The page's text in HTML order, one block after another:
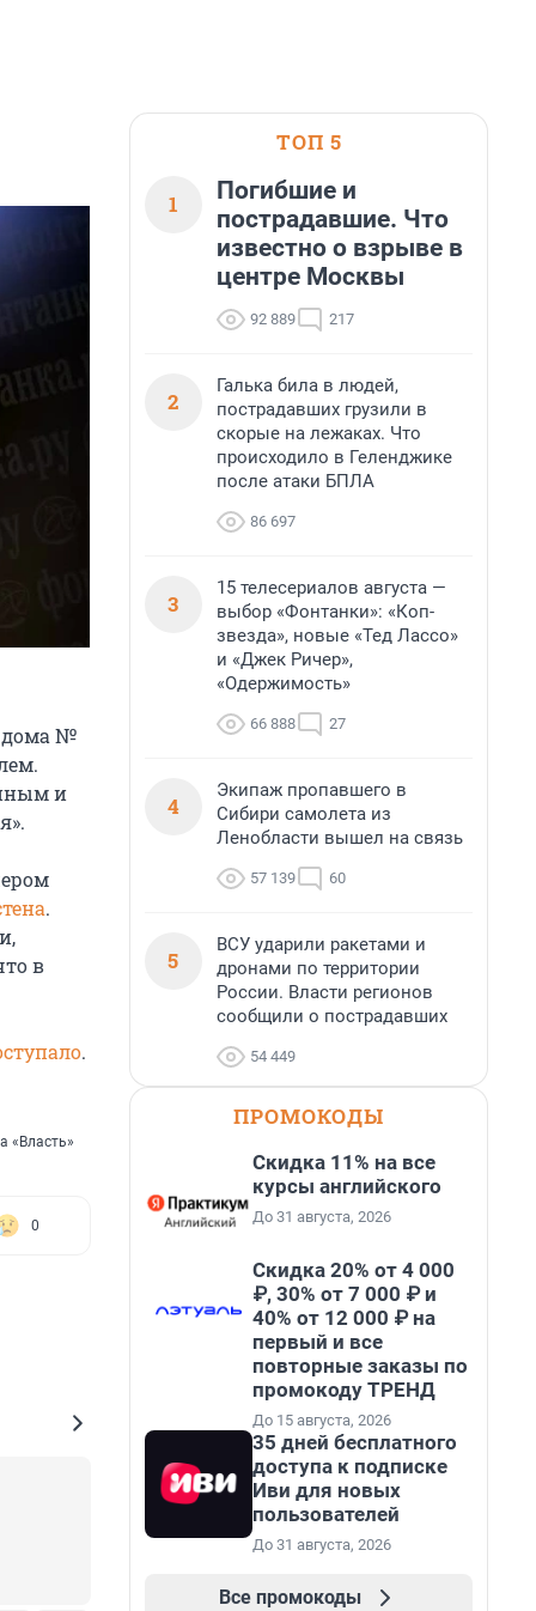
дома №
и
.
в
.
«Власть»
0
ТОП 5
1
Погибшие и
пострадавшие. Что
известно о взрыве в
центре Москвы
92 889 217
2
Галька била в людей,
пострадавших грузили в
скорые на лежаках. Что
происходило в Геленджике
после атаки БПЛА
86 697
3
15 телесериалов августа —
выбор «Фонтанки»: «Коп-
звезда», новые «Тед Лассо»
и «Джек Ричер»,
«Одержимость»
66 888 27
4
Экипаж пропавшего в
Сибири самолета из
Ленобласти вышел на связь
57 139 60
5
ВСУ ударили ракетами и
дронами по территории
России. Власти регионов
сообщили о пострадавших
54 449
ПРОМОКОДЫ
Скидка 11% на все
курсы английского
До 31 августа, 2026
Скидка 20% от 4 000
₽, 30% от 7 000 ₽ и
40% от 12 000 ₽ на
первый и все
повторные заказы по
промокоду ТРЕНД
До 15 августа, 2026
35 дней бесплатного
доступа к подписке
Иви для новых
пользователей
До 31 августа, 2026
Все промокоды